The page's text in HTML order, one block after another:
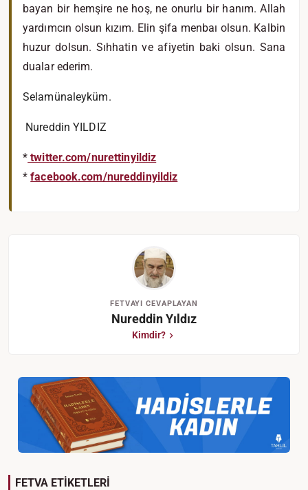
bayan bir hemşire ne hoş, ne onurlu bir hanım. Allah
yardımcın olsun kızım. Elin şifa menbaı olsun. Kalbin
huzur dolsun. Sıhhatin ve afiyetin baki olsun. Sana
dualar ederim.
Selamünaleyküm.
Nureddin YILDIZ
* twitter.com/nurettinyildiz
*facebook.com/nureddinyildiz
FETVAYI CEVAPLAYAN
Nureddin Yıldız
Kimdir?
FETVA ETİKETLERİ